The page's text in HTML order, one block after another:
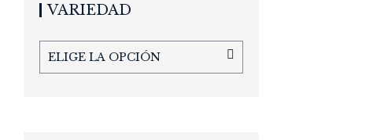
VARIEDAD
ELIGE LA OPCIÓN